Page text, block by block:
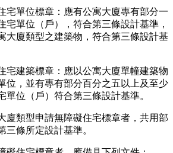
宅單位標章：應有公寓大廈專有部分一
宅單位（戶），符合第三條設計基準，
大廈類型之建築物，符合第三條設計基
宅建築標章：應以公寓大廈單幢建築物
位，並有專有部分百分之五以上及至少
單位（戶）符合第三條設計基準。
廈類型申請無障礙住宅標章者，共用部
三條所定設計基準。